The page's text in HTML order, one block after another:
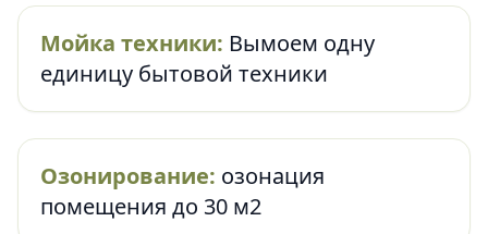
Мойка техники: Вымоем одну
единицу бытовой техники
Озонирование: озонация
помещения до 30 м2